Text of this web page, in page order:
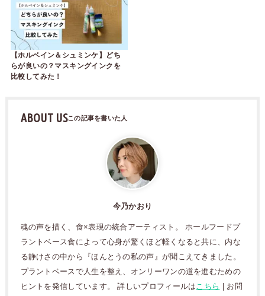
【ホルベイン＆シュミンケ】どち
らが良いの？マスキングインクを
比較してみた！
ABOUT US
今乃かおり
魂の声を描く、食×表現の統合アーティスト。 ホールフードプ
ラントベース食によって心身が驚くほど軽くなると共に、内な
る静けさの中から『ほんとうの私の声』が聞こえてきました。
プラントベースで人生を整え、オンリーワンの道を進むための
ヒントを発信しています。 詳しいプロフィールはこちら
| お問